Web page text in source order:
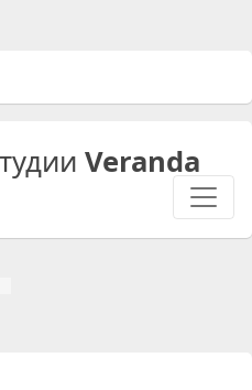
Veranda